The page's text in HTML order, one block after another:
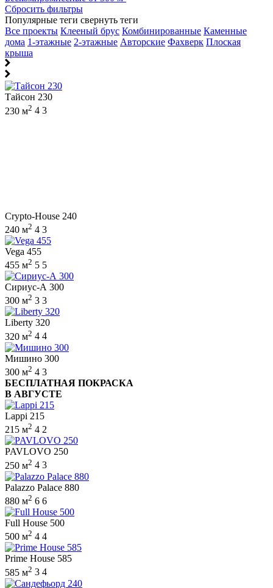
Сбросить фильтры
Популярные теги свернуть теги
Все проекты Клееный брус Комбинированные Каменные
дома 1-этажные 2-этажные Авторские Фахверк Плоская
крыша
Тайсон 230
230 м2 4 3
Crypto-House 240
240 м2 4 3
Vega 455
455 м2 5 5
Сириус-А 300
300 м2 3 3
Liberty 320
320 м2 4 4
Мишино 300
300 м2 4 3
БЕСПЛАТНАЯ ПОКРАСКА
В АВГУСТЕ
Lappi 215
215 м2 4 2
PAVLOVO 250
250 м2 4 3
Palazzo Palace 880
880 м2 6 6
Full House 500
500 м2 4 4
Prime House 585
585 м2 3 4